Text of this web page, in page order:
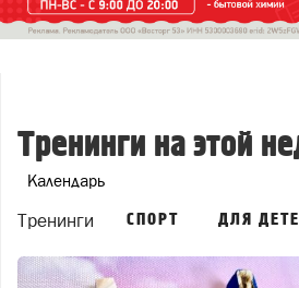
Тренинги на этой
Календарь
Тренинги СПОРТ ДЛЯ